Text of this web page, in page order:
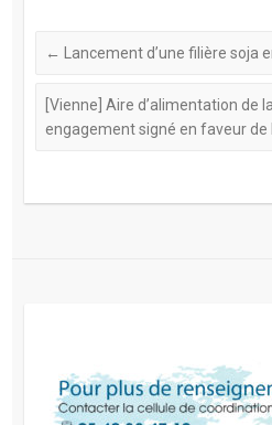
← Lancement d’une filière soja
[Vienne] Aire d’alimentation de
engagement signé en faveur de